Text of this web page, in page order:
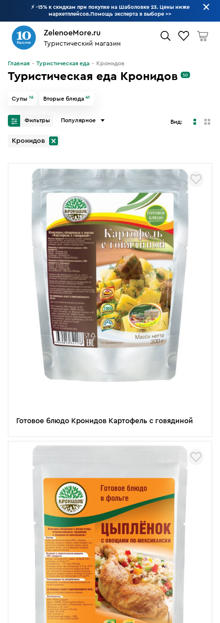
⚡ -15% к скидкам при покупке на Шаболовке 23. Цены ниже
маркетплейсов.Помощь эксперта в выборе >>
ZelenoeMore.ru
Туристический магазин
Что будем искать?
Главная Туристическая еда Кронидов
Туристическая еда Кронидов 50
Супы 16 Вторые блюда 41
Фильтры Популярное Вид:
Кронидов
Готовое блюдо Кронидов Картофель с говядиной